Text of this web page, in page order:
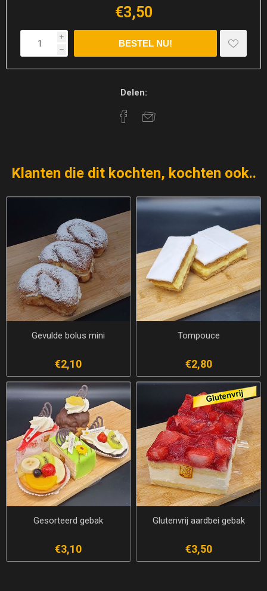
€3,50
i
h
Delen:
Klanten die dit kochten, kochten ook..
Gevulde bolus mini
€2,10
Tompouce
€2,80
Gesorteerd gebak
€3,10
Glutenvrij aardbei gebak
€3,50